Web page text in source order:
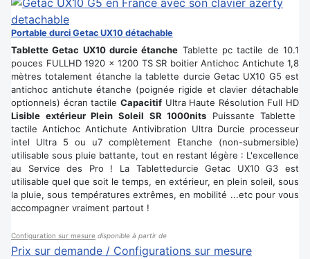
Portable durci Getac UX10 détachable
Tablette Getac UX10 durcie étanche Tablette pc tactile de 10.1
pouces FULLHD 1920 x 1200 TS SR boitier Antichoc Antichute 1,8
mètres totalement étanche la tablette durcie Getac UX10 G5 est
antichoc antichute étanche (poignée rigide et clavier détachable
optionnels) écran tactile CapacitifUltra Haute Résolution Full HD
Lisible extérieur Plein Soleil SR 1000nits Puissante Tablette
tactile Antichoc Antichute Antivibration Ultra Durcie processeur
intel Ultra 5 ou u7 complètement Etanche (non-submersible)
utilisable sous pluie battante, tout en restant légère : L'excellence
au Service des Pro ! La Tablettedurcie Getac UX10 G3 est
utilisable quel que soit le temps, en extérieur, en plein soleil, sous
la pluie, sous températures extrêmes, en mobilité ...etc pour vous
accompagner vraiment partout !
Configuration sur mesure disponible à partir de
Prix sur demande / Configurations sur mesure